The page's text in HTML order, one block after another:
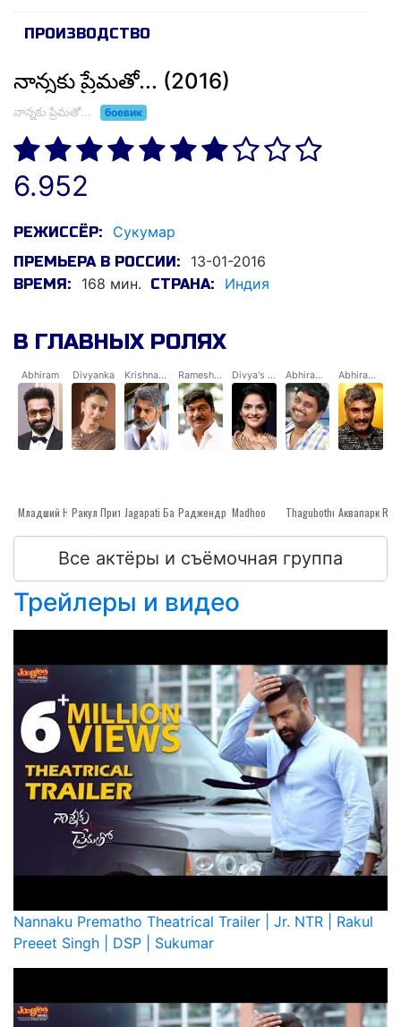
ПРОИЗВОДСТВО
నాన్నకు ప్రేమతో... (2016)
నాన్నకు ప్రేమతో... боевик
6.952
РЕЖИССЁР: Сукумар
ПРЕМЬЕРА В РОССИИ: 13-01-2016
ВРЕМЯ: 168 мин. СТРАНА: Индия
В ГЛАВНЫХ РОЛЯХ
Abhiram
Младший НТР
Divyanka
Ракул Прит Сингх
Krishnamurthy Koutilya
Jagapati Бабу
Ramesh chandra prasad (subramaniyam)
Раджендра Прасад
Divya's Mother
Madhoo
Abhiram's assistant
Thagubothu Рамеш
Abhiram's brother
Все актёры и съёмочная группа
Трейлеры и видео
Nannaku Prematho Theatrical Trailer | Jr. NTR | Rakul
Preeet Singh | DSP | Sukumar